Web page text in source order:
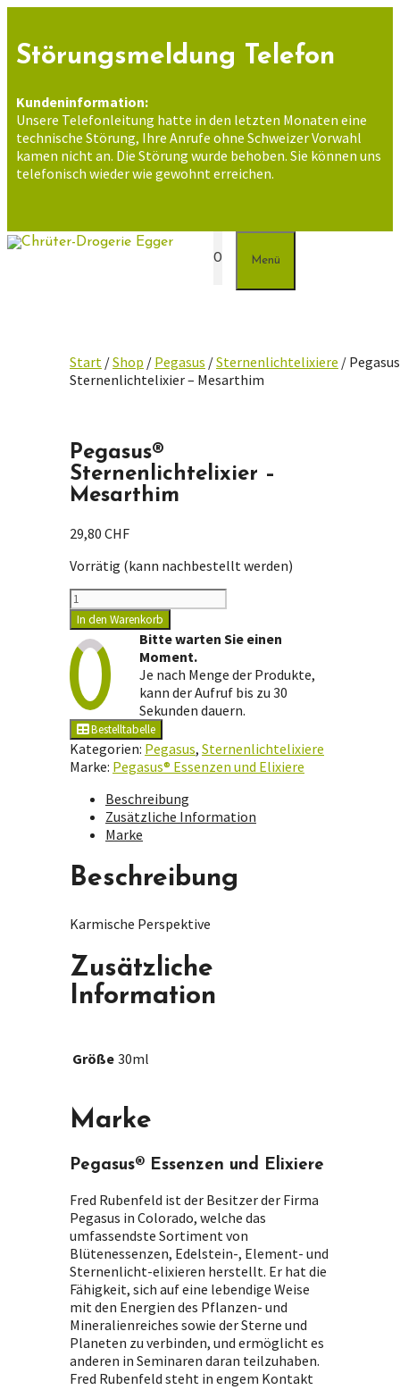
springen
Störungsmeldung Telefon
Kundeninformation:
Unsere Telefonleitung hatte in den letzten Monaten eine
technische Störung, Ihre Anrufe ohne Schweizer Vorwahl
kamen nicht an. Die Störung wurde behoben. Sie können uns
telefonisch wieder wie gewohnt erreichen.
0 Menü
Start /Shop / Pegasus /Sternenlichtelixiere /
Sternenlichtelixier – Mesarthim
Pegasus®
Sternenlichtelixier –
Mesarthim
29,80 CHF
Vorrätig (kann nachbestellt werden)
Pegasus®
Sternenlichtelixier
-
Mesarthim
Menge
In den Warenkorb
Bitte warten Sie einen
Moment.
Je nach Menge der Produkte,
kann der Aufruf bis zu 30
Sekunden dauern.
Bestelltabelle
Kategorien: Pegasus, Sternenlichtelixiere
Marke: Pegasus® Essenzen und Elixiere
Beschreibung
Zusätzliche Information
Marke
Beschreibung
Karmische Perspektive
Zusätzliche
Information
Größe 30ml
Marke
Pegasus® Essenzen und Elixiere
Fred Rubenfeld ist der Besitzer der Firma
Pegasus in Colorado, welche das
umfassendste Sortiment von
Blütenessenzen, Edelstein-, Element- und
Sternenlicht-elixieren herstellt. Er hat die
Fähigkeit, sich auf eine lebendige Weise
mit den Energien des Pflanzen- und
Mineralienreiches sowie der Sterne und
Planeten zu verbinden, und ermöglicht es
anderen in Seminaren daran teilzuhaben.
Fred Rubenfeld steht in engem Kontakt